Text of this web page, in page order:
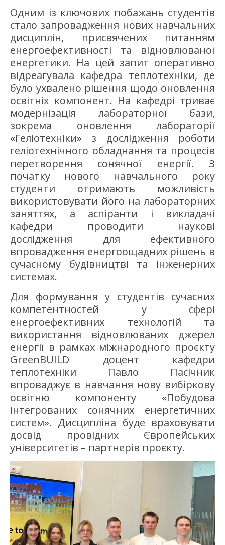
Одним із ключових побажань студентів
стало запровадження нових навчальних
дисциплін, присвячених питанням
енергоефективності та відновлюваної
енергетики. На цей запит оперативно
відреагувала кафедра теплотехніки, де
було ухвалено рішення щодо оновлення
освітніх компонент. На кафедрі триває
модернізація лабораторної бази,
зокрема оновлення лабораторії
«Геліотехніки» з дослідження роботи
геліотехнічного обладнання та процесів
перетворення сонячної енергії. З
початку нового навчального року
студенти отримають можливість
використовувати його на лабораторних
заняттях, а аспіранти і викладачі
кафедри проводити наукові
дослідження для ефективного
впровадження енергоощадних рішень в
сучасному будівництві та інженерних
системах.
Для формування у студентів сучасних
компетентностей у сфері
енергоефективних технологій та
використання відновлюваних джерел
енергії в рамках міжнародного проєкту
GreenBUILD доцент кафедри
теплотехніки Павло Пасічник
впроваджує в навчання нову вибіркову
освітню компоненту «Побудова
інтегрованих сонячних енергетичних
систем». Дисципліна буде враховувати
досвід провідних Європейських
університетів – партнерів проєкту.